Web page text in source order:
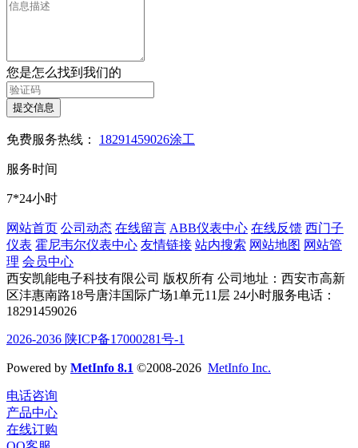
您是怎么找到我们的
提交信息
免费服务热线： 18291459026涂工
服务时间
7*24小时
网站首页 公司动态 在线留言 ABB仪表中心 在线反馈 西门子
仪表 霍尼韦尔仪表中心 友情链接 站内搜索 网站地图 网站管
理 会员中心
西安凯能电子科技有限公司 版权所有 公司地址：西安市高新
区沣惠南路18号唐沣国际广场1单元11层 24小时服务电话：
18291459026
2026-2036 陕ICP备17000281号-1
Powered by MetInfo 8.1 ©2008-2026 MetInfo Inc.
电话咨询
产品中心
在线订购